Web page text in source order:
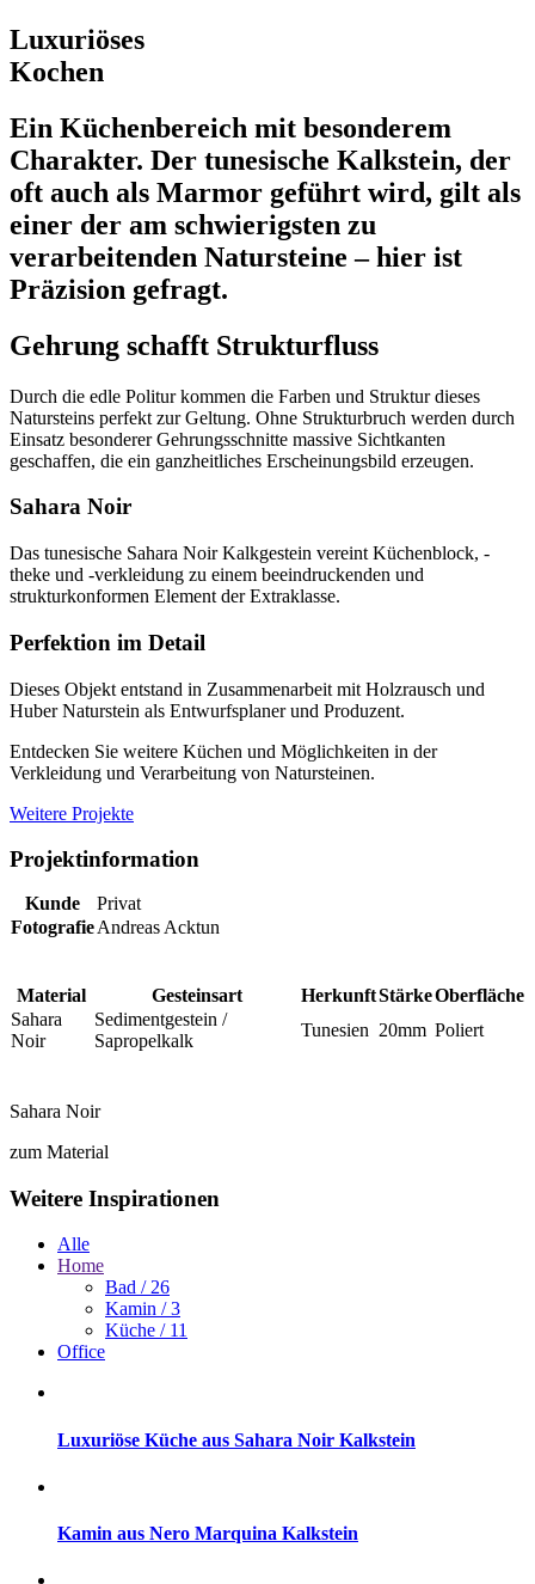
Luxuriöses
Kochen
Ein Küchenbereich mit besonderem
Charakter. Der tunesische Kalkstein, der
oft auch als Marmor geführt wird, gilt als
einer der am schwierigsten zu
verarbeitenden Natursteine – hier ist
Präzision gefragt.
Gehrung schafft Strukturfluss
Durch die edle Politur kommen die Farben und Struktur dieses
Natursteins perfekt zur Geltung. Ohne Strukturbruch werden durch
Einsatz besonderer Gehrungsschnitte massive Sichtkanten
geschaffen, die ein ganzheitliches Erscheinungsbild erzeugen.
Sahara Noir
Das tunesische Sahara Noir Kalkgestein vereint Küchenblock, -
theke und -verkleidung zu einem beeindruckenden und
strukturkonformen Element der Extraklasse.
Perfektion im Detail
Dieses Objekt entstand in Zusammenarbeit mit Holzrausch und
Huber Naturstein als Entwurfsplaner und Produzent.
Entdecken Sie weitere Küchen und Möglichkeiten in der
Verkleidung und Verarbeitung von Natursteinen.
Weitere Projekte
Projektinformation
Kunde
Privat
FotografieAndreas Acktun
Material Gesteinsart HerkunftStärkeOberfläche
Sahara
Noir
Sedimentgestein /
Sapropelkalk
Tunesien 20mm Poliert
Sahara Noir
zum Material
Weitere Inspirationen
Alle
Home
Bad / 26
Kamin / 3
Küche / 11
Office
Luxuriöse Küche aus Sahara Noir Kalkstein
Kamin aus Nero Marquina Kalkstein